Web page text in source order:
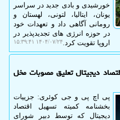
خورشیدی و بادی جدید در سراسر
یونان، ایتالیا، لتونی، لهستان و
رومانی آگاهی داد و تعهدات خود
در حوزه انرژی های تجدیدپذیر در
اروپا تقویت کرد. ۱۴۰۴/۰۷/۲۴ ۱۵:۳۹:۴۱
دیجیتال تعلیق مصوبات مخل
پی اچ پی و جی کوئری: جزییات
بخشنامه کمیته تسهیل اقتصاد
دیجیتال که توسط دبیر شورای